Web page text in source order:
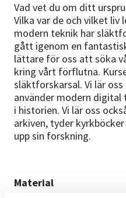
Vad vet du om ditt
Vilka var de och vilket liv
modern teknik har
gått igenom en
lättare för oss att söka
kring vårt förflutna.
släktforskarsal. Vi lär
använder modern
i historien. Vi lär oss
arkiven, tyder
upp sin forskning.
Material